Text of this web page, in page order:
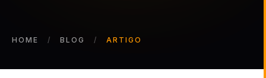
HOME BLOG ARTIGO